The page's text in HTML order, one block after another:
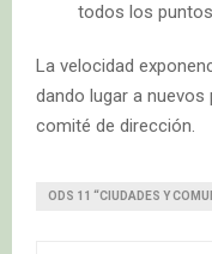
todos los
La velocidad
dando lugar a
comité de dirección.
ODS 11 “CIUDADES Y